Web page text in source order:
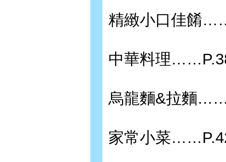
精緻小口佳餚
中華料理
烏龍麵&拉麵
家常小菜